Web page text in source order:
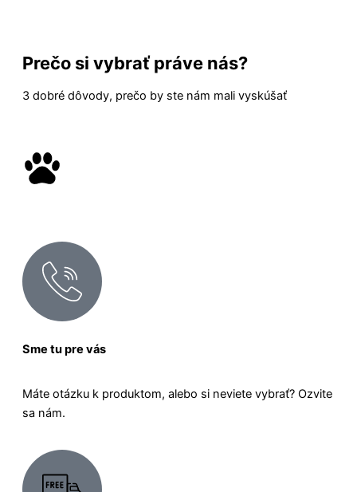
Prečo si vybrať práve nás?
3 dobré dôvody, prečo by ste nám mali vyskúšať
Sme tu pre vás
Máte otázku k produktom, alebo si neviete vybrať? Ozvite
sa nám.